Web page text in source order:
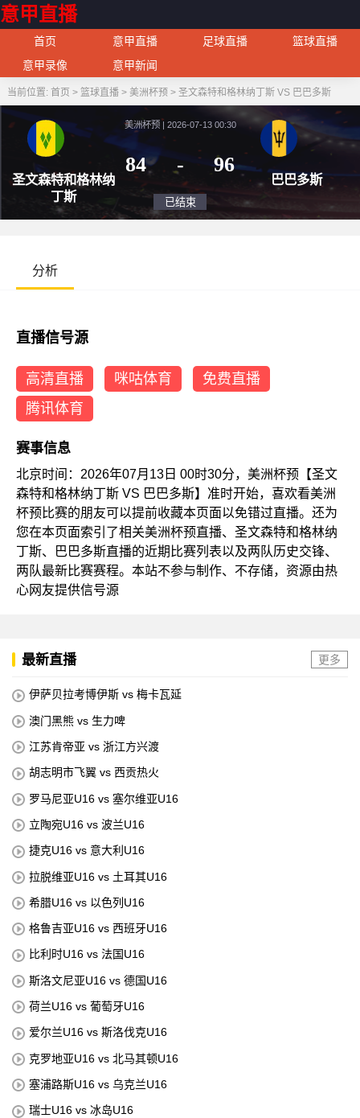
意甲直播
首页 意甲直播 足球直播
篮球直播
意甲录像
意甲新闻
当前位置: 首页 > 篮球直播> 美洲杯预 > 圣文森特和格林纳丁斯 VS 巴巴多斯
圣文森特和格林纳
美洲杯预 | 2026-07-13 00:30
84
巴
分析
直播信号源
高清直播 咪咕体育
免费直播
腾讯体育
赛事信息
北京时间：2026年07月13日 00时30分，美洲杯预【圣文
森特和格林纳丁斯 VS 巴巴多斯】准时开始，喜欢看美洲
杯预比赛的朋友可以提前收藏本页面以免错过直播。还为
您在本页面索引了相关美洲杯预直播、圣文森特和格林纳
丁斯、巴巴多斯直播的近期比赛列表以及两队历史交锋、
两队最新比赛赛程。本站不参与制作、不存储，资源由热
心网友提供信号源
最新直播 更多
伊萨贝拉考博伊斯 vs 梅卡瓦延
澳门黑熊 vs 生力啤
江苏肯帝亚 vs 浙江方兴渡
胡志明市飞翼 vs 西贡热火
罗马尼亚U16 vs 塞尔维亚U16
立陶宛U16 vs 波兰U16
捷克U16 vs 意大利U16
拉脱维亚U16 vs 土耳其U16
希腊U16 vs 以色列U16
格鲁吉亚U16 vs 西班牙U16
比利时U16 vs 法国U16
斯洛文尼亚U16 vs 德国U16
荷兰U16 vs 葡萄牙U16
爱尔兰U16 vs 斯洛伐克U16
克罗地亚U16 vs 北马其顿U16
塞浦路斯U16 vs 乌克兰U16
瑞士U16 vs 冰岛U16